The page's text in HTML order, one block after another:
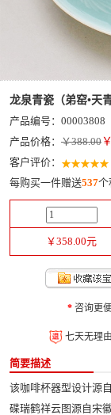
龙泉青瓷（弟窑•天
产品编号：00003808
产品价格： ￥388.00 ￥
客户评价：
每购买一件赠送537个
￥358.00元
*咨询更
七天无理
简要描述
该咖啡杯器型设计源
碟瑞鹤祥云图源自宋